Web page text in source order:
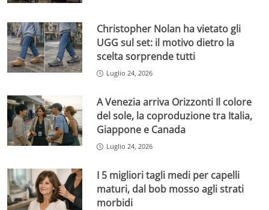
Christopher Nolan ha vietato gli
UGG sul set: il motivo dietro la
scelta sorprende tutti
Luglio 24, 2026
A Venezia arriva Orizzonti Il colore
del sole, la coproduzione tra Italia,
Giappone e Canada
Luglio 24, 2026
I 5 migliori tagli medi per capelli
maturi, dal bob mosso agli strati
morbidi